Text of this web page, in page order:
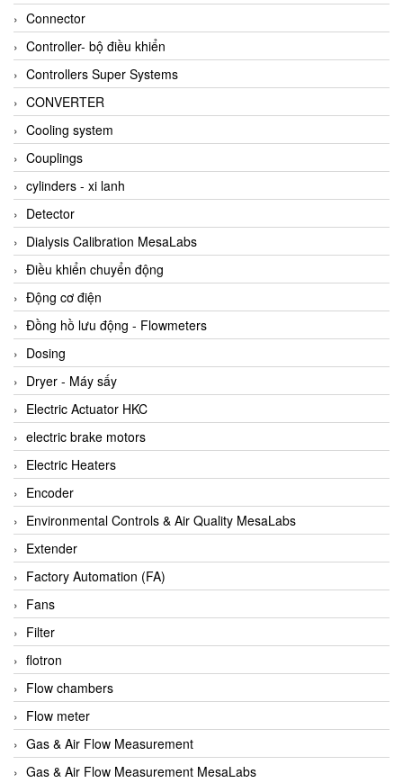
ALA OFFICINE SPA
Albrecht-Automatik Viet Nam
Allen Bradley Vietnam
Alpha Moisture Vietnam
Alpha-Achem Vietnam
Alphino
ALRE-IT Vietnam
Altech
Amarillo Gear
Ametek
AMPTRON Vietnam
AND Vietnam
ANDERSON-NEGELE
ANDILOG Technologies Vietnam
Anritsu
ANTEC S.A
Antico pumps
Anybus/ HMS
AOBEN
Apex Dynamics Vietnam
Apex Dynamics Vietnam
Apiste
APLISENS VietNam
Apollo Fire
Appleton
AQ Matic
Aqualabo Vietnam
Aquametro
Connector
Controller- bộ điều khiển
Controllers Super Systems
CONVERTER
Cooling system
Couplings
cylinders - xi lanh
Detector
Dialysis Calibration MesaLabs
Điều khiển chuyển động
Động cơ điện
Đồng hồ lưu động - Flowmeters
Dosing
Dryer - Máy sấy
Electric Actuator HKC
electric brake motors
Electric Heaters
Encoder
Environmental Controls & Air Quality MesaLabs
Extender
Factory Automation (FA)
Fans
Filter
flotron
Flow chambers
Flow meter
Gas & Air Flow Measurement
Gas & Air Flow Measurement MesaLabs